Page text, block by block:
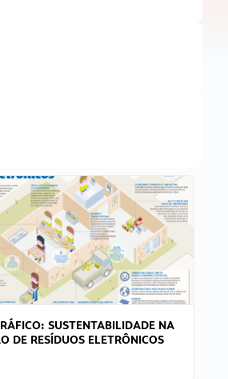
SUSTENTABILIDADE NA
DE RESÍDUOS ELETRÔNICOS